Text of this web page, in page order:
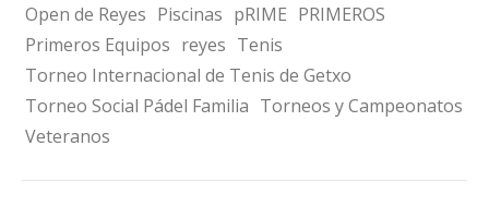
Open de Reyes Piscinas pRIME PRIMEROS
Primeros Equipos reyes Tenis
Torneo Internacional de Tenis de Getxo
Torneo Social Pádel Familia Torneos y Campeonatos
Veteranos